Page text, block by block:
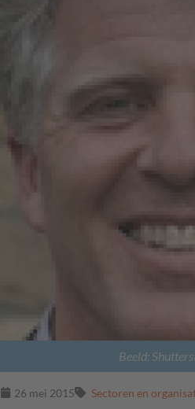
Beeld:
26 mei 2015 Sectoren en